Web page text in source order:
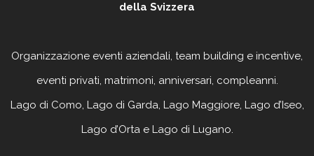
della Svizzera
Organizzazione eventi aziendali, team building e incentive,
eventi privati, matrimoni, anniversari, compleanni.
Lago di Como, Lago di Garda, Lago Maggiore, Lago d’Iseo,
Lago d’Orta e Lago di Lugano.